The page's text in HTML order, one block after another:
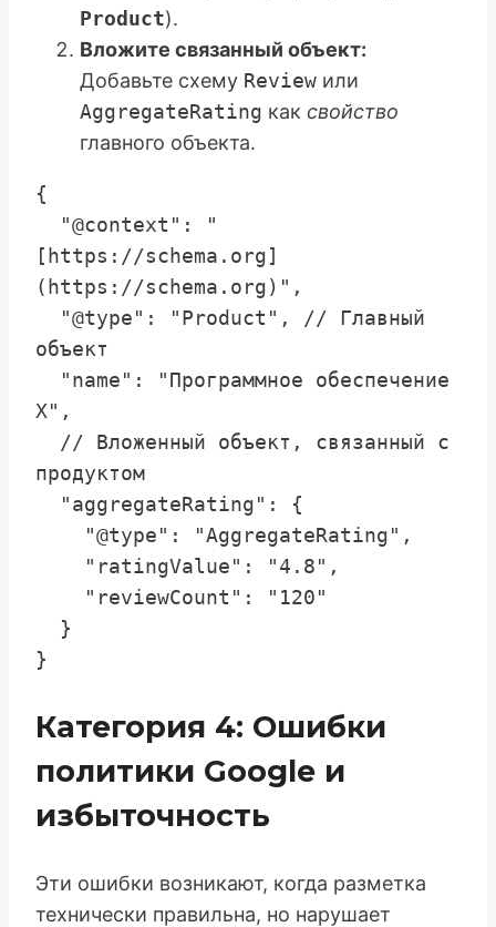
Product).
Вложите связанный объект:
Добавьте схему Review или
AggregateRating как свойство
главного объекта.
{
[https://schema.org]
(https://schema.org)",
объект
X",
продуктом
Категория 4: Ошибки
политики Google и
избыточность
Эти ошибки возникают, когда разметка
технически правильна, но нарушает